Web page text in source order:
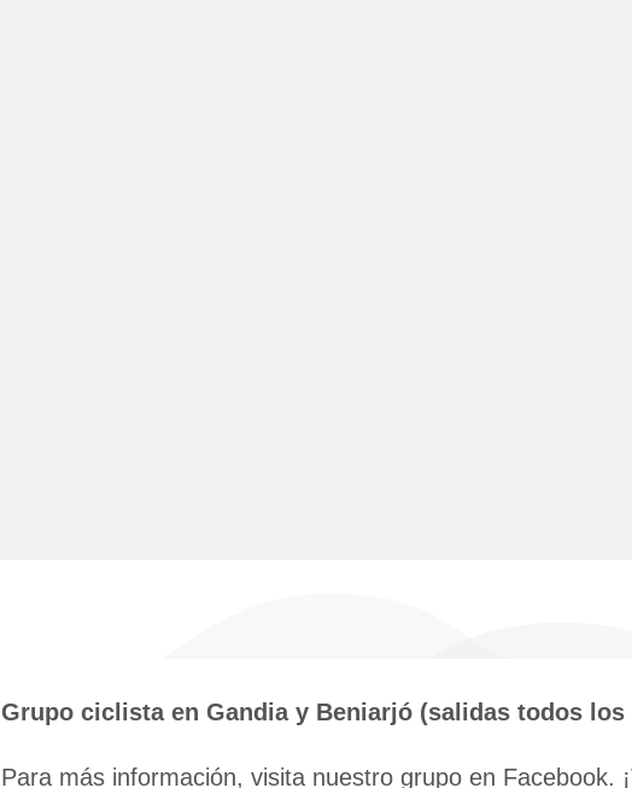
Grupo ciclista en Gandia y Beniarjó (salidas todos los
Para más información, visita nuestro grupo en Facebook.